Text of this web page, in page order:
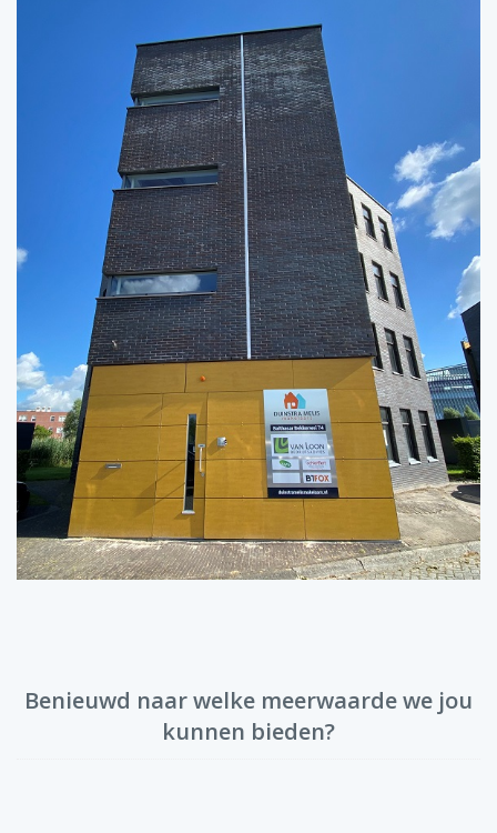
Benieuwd naar welke meerwaarde we jou
kunnen bieden?